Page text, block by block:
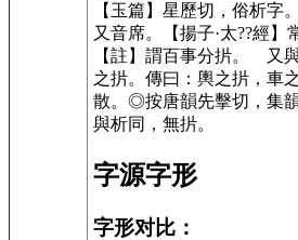
【玉篇】星歷切，俗析
又音席。【揚子·太??經】
【註】謂百事分扸。 又
之扸。傳曰：輿之扸，車
散。◎按唐韻先擊切，集韻
與析同，無扸。
字源字形
字形对比：